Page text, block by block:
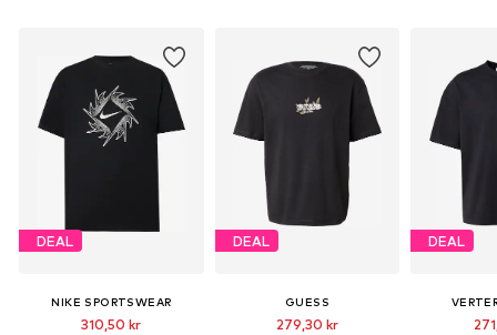
DEAL
NIKE SPORTSWEAR
310,50 kr
DEAL
GUESS
279,30 kr
DEAL